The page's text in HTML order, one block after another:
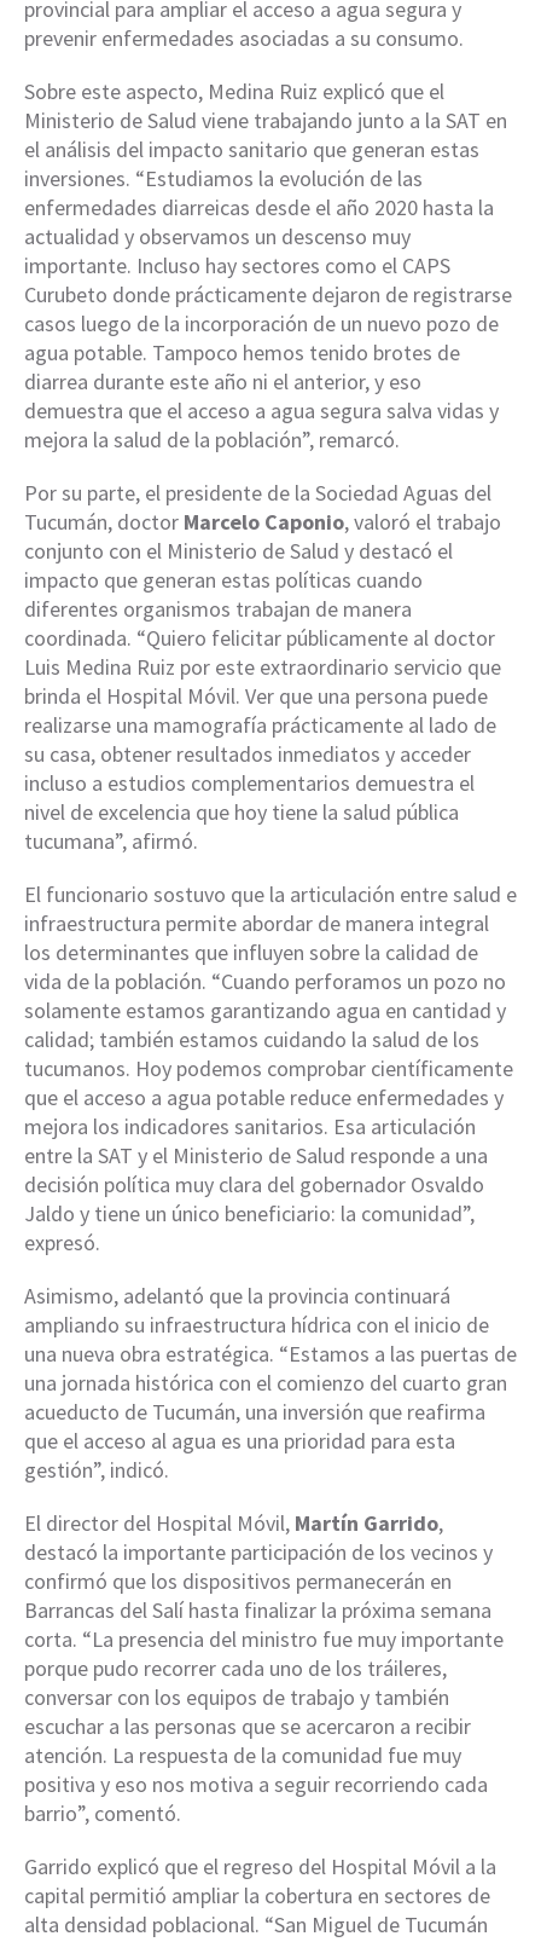
provincial para ampliar el acceso a agua segura y
prevenir enfermedades asociadas a su consumo.
Sobre este aspecto, Medina Ruiz explicó que el
Ministerio de Salud viene trabajando junto a la SAT en
el análisis del impacto sanitario que generan estas
inversiones. “Estudiamos la evolución de las
enfermedades diarreicas desde el año 2020 hasta la
actualidad y observamos un descenso muy
importante. Incluso hay sectores como el CAPS
Curubeto donde prácticamente dejaron de registrarse
casos luego de la incorporación de un nuevo pozo de
agua potable. Tampoco hemos tenido brotes de
diarrea durante este año ni el anterior, y eso
demuestra que el acceso a agua segura salva vidas y
mejora la salud de la población”, remarcó.
Por su parte, el presidente de la Sociedad Aguas del
Tucumán, doctor Marcelo Caponio, valoró el trabajo
conjunto con el Ministerio de Salud y destacó el
impacto que generan estas políticas cuando
diferentes organismos trabajan de manera
coordinada. “Quiero felicitar públicamente al doctor
Luis Medina Ruiz por este extraordinario servicio que
brinda el Hospital Móvil. Ver que una persona puede
realizarse una mamografía prácticamente al lado de
su casa, obtener resultados inmediatos y acceder
incluso a estudios complementarios demuestra el
nivel de excelencia que hoy tiene la salud pública
tucumana”, afirmó.
El funcionario sostuvo que la articulación entre salud e
infraestructura permite abordar de manera integral
los determinantes que influyen sobre la calidad de
vida de la población. “Cuando perforamos un pozo no
solamente estamos garantizando agua en cantidad y
calidad; también estamos cuidando la salud de los
tucumanos. Hoy podemos comprobar científicamente
que el acceso a agua potable reduce enfermedades y
mejora los indicadores sanitarios. Esa articulación
entre la SAT y el Ministerio de Salud responde a una
decisión política muy clara del gobernador Osvaldo
Jaldo y tiene un único beneficiario: la comunidad”,
expresó.
Asimismo, adelantó que la provincia continuará
ampliando su infraestructura hídrica con el inicio de
una nueva obra estratégica. “Estamos a las puertas de
una jornada histórica con el comienzo del cuarto gran
acueducto de Tucumán, una inversión que reafirma
que el acceso al agua es una prioridad para esta
gestión”, indicó.
El director del Hospital Móvil, Martín Garrido,
destacó la importante participación de los vecinos y
confirmó que los dispositivos permanecerán en
Barrancas del Salí hasta finalizar la próxima semana
corta. “La presencia del ministro fue muy importante
porque pudo recorrer cada uno de los tráileres,
conversar con los equipos de trabajo y también
escuchar a las personas que se acercaron a recibir
atención. La respuesta de la comunidad fue muy
positiva y eso nos motiva a seguir recorriendo cada
barrio”, comentó.
Garrido explicó que el regreso del Hospital Móvil a la
capital permitió ampliar la cobertura en sectores de
alta densidad poblacional. “San Miguel de Tucumán